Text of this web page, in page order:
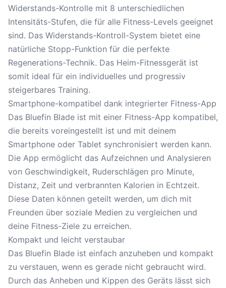
Widerstands-Kontrolle mit 8 unterschiedlichen
Intensitäts-Stufen, die für alle Fitness-Levels geeignet
sind. Das Widerstands-Kontroll-System bietet eine
natürliche Stopp-Funktion für die perfekte
Regenerations-Technik. Das Heim-Fitnessgerät ist
somit ideal für ein individuelles und progressiv
steigerbares Training.
Smartphone-kompatibel dank integrierter Fitness-App
Das Bluefin Blade ist mit einer Fitness-App kompatibel,
die bereits voreingestellt ist und mit deinem
Smartphone oder Tablet synchronisiert werden kann.
Die App ermöglicht das Aufzeichnen und Analysieren
von Geschwindigkeit, Ruderschlägen pro Minute,
Distanz, Zeit und verbrannten Kalorien in Echtzeit.
Diese Daten können geteilt werden, um dich mit
Freunden über soziale Medien zu vergleichen und
deine Fitness-Ziele zu erreichen.
Kompakt und leicht verstaubar
Das Bluefin Blade ist einfach anzuheben und kompakt
zu verstauen, wenn es gerade nicht gebraucht wird.
Durch das Anheben und Kippen des Geräts lässt sich